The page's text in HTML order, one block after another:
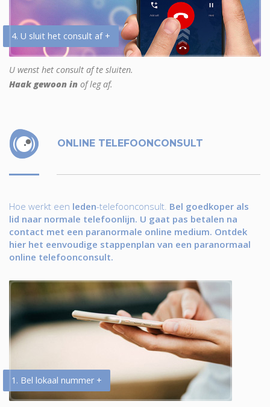
4. U sluit het consult af +
U wenst het consult af te sluiten.
Haak gewoon in of leg af.
ONLINE TELEFOONCONSULT
Hoe werkt een leden-telefoonconsult. Bel goedkoper als
lid naar normale telefoonlijn. U gaat pas betalen na
contact met een paranormale online medium. Ontdek
hier het eenvoudige stappenplan van een paranormaal
online telefoonconsult.
1. Bel lokaal nummer +